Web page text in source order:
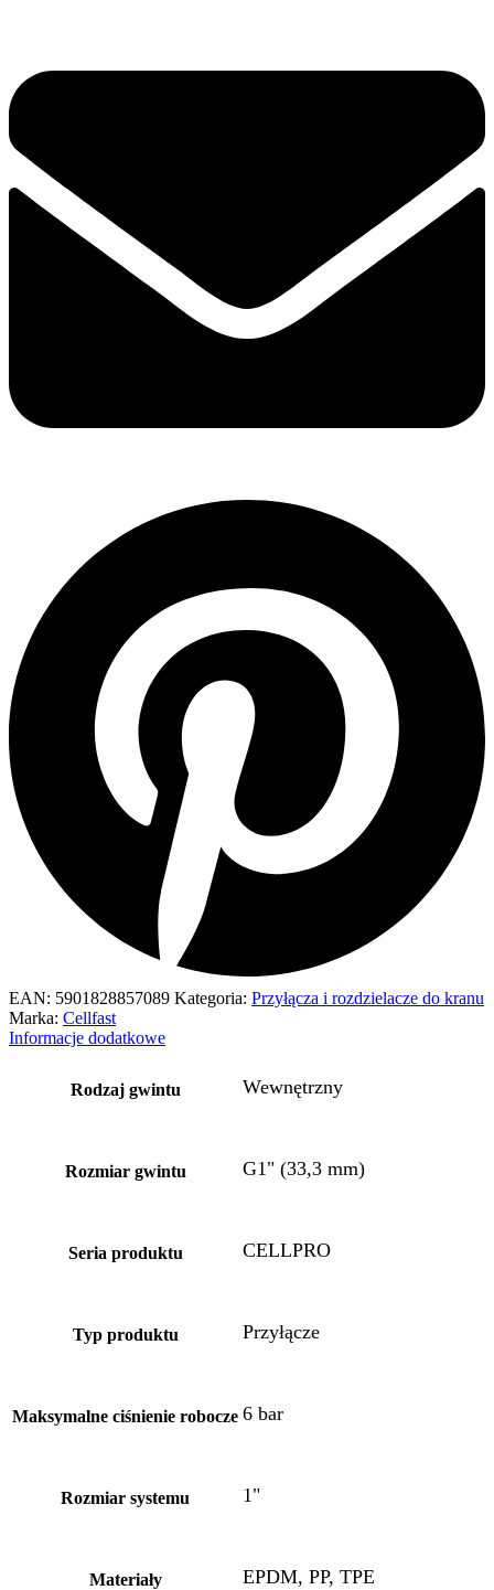
EAN: 5901828857089 Kategoria: Przyłącza i rozdzielacze do kranu
Marka: Cellfast
Informacje dodatkowe
Rodzaj gwintu Wewnętrzny
Rozmiar gwintu G1" (33,3 mm)
Seria produktu CELLPRO
Typ produktu Przyłącze
Maksymalne ciśnienie robocze 6 bar
Rozmiar systemu 1"
Materiały EPDM, PP, TPE